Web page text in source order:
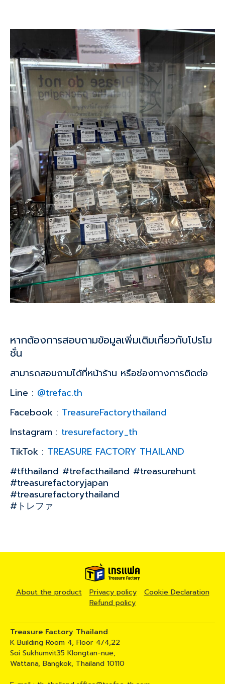
หากต้องการสอบถามข้อมูลเพิ่มเติมเกี่ยวกับโปรโม
ชั่น
สามารถสอบถามได้ที่หน้าร้าน หรือช่องทางการติดต่อ
Line : @trefac.th
Facebook : TreasureFactorythailand
Instagram : tresurefactory_th
TikTok : TREASURE FACTORY THAILAND
#tfthailand #trefacthailand #treasurehunt
#treasurefactoryjapan
#treasurefactorythailand
#トレファ
About the product Privacy policy
Cookie Declaration
Refund policy
Treasure Factory Thailand
K Building Room 4, Floor 4/4,22
Soi Sukhumvit35 Klongtan-nue,
Wattana, Bangkok, Thailand 10110